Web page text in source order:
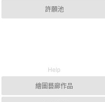
許願池
Help
繪圖藝廊作品